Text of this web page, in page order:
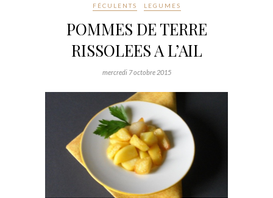
FÉCULENTS LEGUMES
POMMES DE TERRE
RISSOLEES A L’AIL
mercredi 7 octobre 2015